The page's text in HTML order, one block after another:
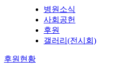
병원소식
사회공헌
후원
갤러리(전시회)
후원현황